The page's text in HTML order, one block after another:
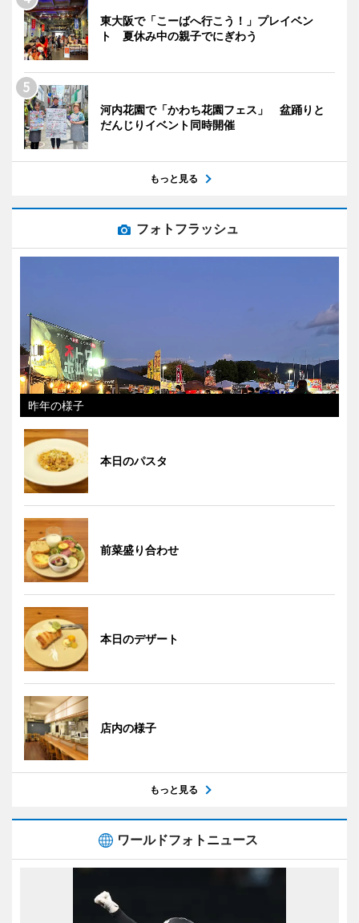
東大阪で「こーばへ行こう！」プレイベン
ト 夏休み中の親子でにぎわう
河内花園で「かわち花園フェス」 盆踊りと
だんじりイベント同時開催
もっと見る
フォトフラッシュ
昨年の様子
本日のパスタ
前菜盛り合わせ
本日のデザート
店内の様子
もっと見る
ワールドフォトニュース